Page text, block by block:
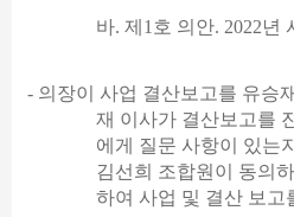
바. 제 1 호 의안. 2022년
- 의장이 사업 결산보고를 유승
재 이사가 결산보고를
에게 질문 사항이 있는
김선희 조합원이 동의
하여 사업 및 결산 보고